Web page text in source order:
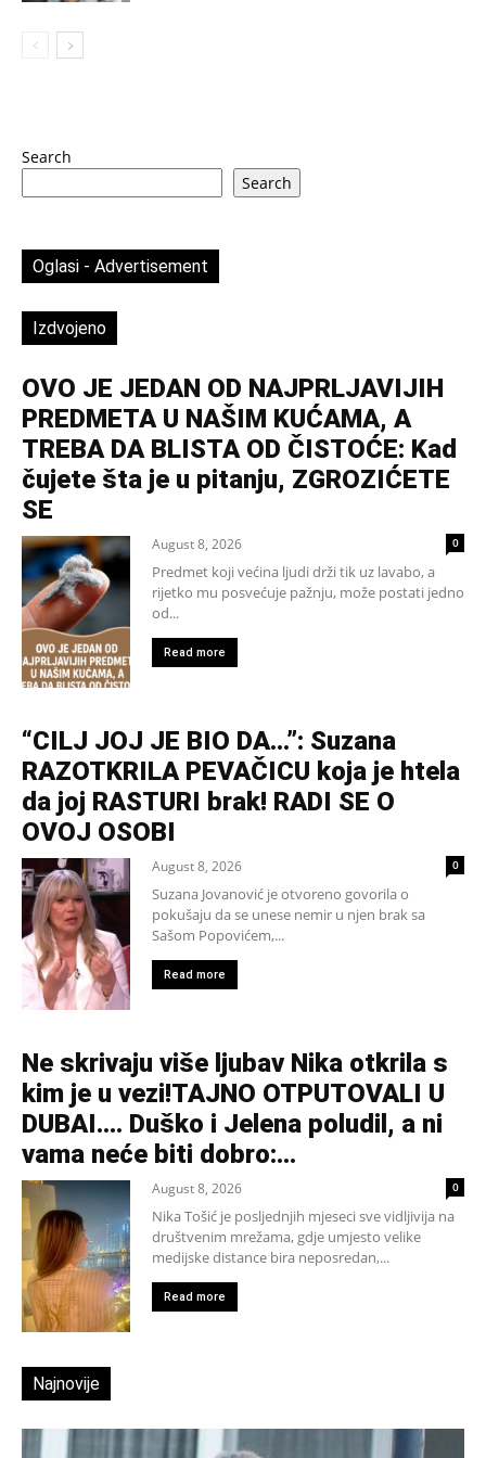
Search
Search
Oglasi - Advertisement
Izdvojeno
OVO JE JEDAN OD NAJPRLJAVIJIH
PREDMETA U NAŠIM KUĆAMA, A
TREBA DA BLISTA OD ČISTOĆE: Kad
čujete šta je u pitanju, ZGROZIĆETE
SE
August 8, 2026 0
Predmet koji većina ljudi drži tik uz lavabo, a
rijetko mu posvećuje pažnju, može postati jedno
od...
Read more
“CILJ JOJ JE BIO DA…”: Suzana
RAZOTKRILA PEVAČICU koja je htela
da joj RASTURI brak! RADI SE O
OVOJ OSOBI
August 8, 2026 0
Suzana Jovanović je otvoreno govorila o
pokušaju da se unese nemir u njen brak sa
Sašom Popovićem,...
Read more
Ne skrivaju više ljubav Nika otkrila s
kim je u vezi!TAJNO OTPUTOVALI U
DUBAI…. Duško i Jelena poludil, a ni
vama neće biti dobro:...
August 8, 2026 0
Nika Tošić je posljednjih mjeseci sve vidljivija na
društvenim mrežama, gdje umjesto velike
medijske distance bira neposredan,...
Read more
Najnovije